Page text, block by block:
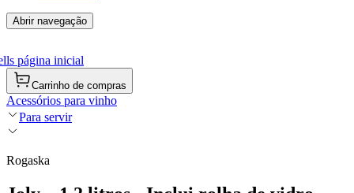
Abrir navegação
página inicial
Carrinho de compras
Acessórios para vinho
Para servir
Rogaska